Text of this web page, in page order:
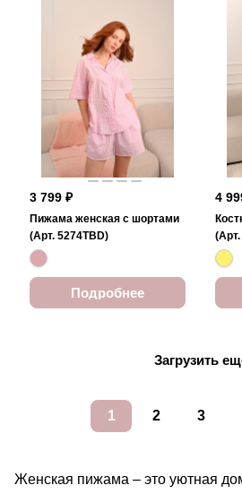
3 799 ₽
Пижама женская с шортами
(Арт. 5274TBD)
Подробнее
4
Загрузить
1 2 3
Женская пижама – это уютная